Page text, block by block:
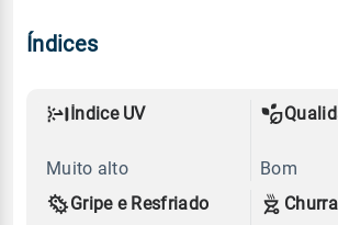
Índices
Índice UV
Muito alto
Bom
Gripe e Resfriado